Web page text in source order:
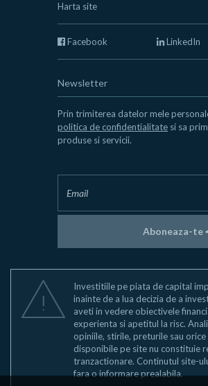
Harta site
Facebook LinkedIn
Newsletter
Prin trimiterea datelor mele
politica de confidentialitate si sa
produse si servicii.
Aboneaza-te
Investitiile pe piata de capital
inainte de a lua decizia de a
aveti in vedere obiectivele
experienta si apetitul la risc.
opiniile, stirile, preturile sau
disponibile pe site nu constituie
tranzactionare. Continutul site-
fara o informare prealabila.